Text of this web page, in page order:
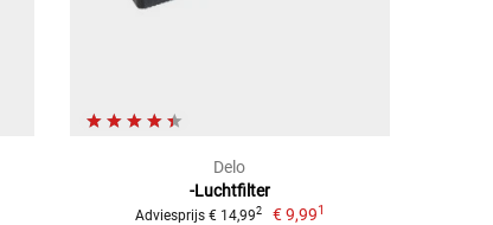
Delo
-Luchtfilter
Adviesprijs € 14,992 € 9,991